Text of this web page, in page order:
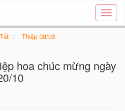
Tạo
thiệp
các
chủ
Thiệp 08/03
hoa chúc mừng ngày
10